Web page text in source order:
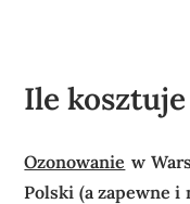
Ile
Ozonowanie w
Polski (a zapewne